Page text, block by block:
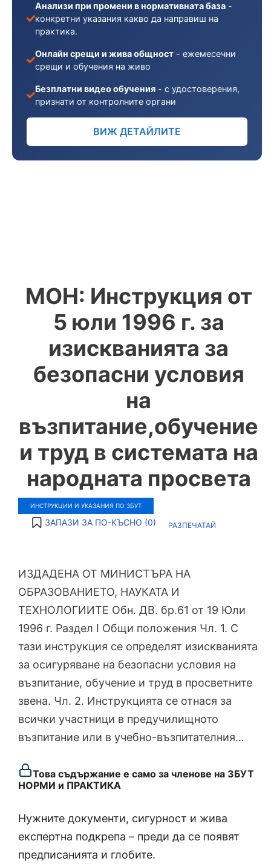
МОН: Инструкция от
5 юли 1996 г. за
изискванията за
безопасни условия
на
възпитание,обучение
и труд в системата на
народната просвета
ИНСТРУКЦИИ И УКАЗАНИЯ ПО ЗБУТ
ЗАПАЗИ ЗА ПО-КЪСНО (0) РАЗПЕЧАТАЙ
ИЗДАДЕНА ОТ МИНИСТЪРА НА
ОБРАЗОВАНИЕТО, НАУКАТА И
ТЕХНОЛОГИИТЕ Обн. ДВ. бр.61 от 19 Юли
1996 г. Раздел I Общи положения Чл. 1. С
тази инструкция се определят изискванията
за осигуряване на безопасни условия на
възпитание, обучение и труд в просветните
звена. Чл. 2. Инструкцията се отнася за
всички участници в предучилищното
възпитание или в учебно-възпитателния…
Това съдържание е само за членове на ЗБУТ
НОРМИ и ПРАКТИКА
Нужните документи, сигурност и жива
експертна подкрепа – преди да се появят
предписанията и глобите.
Анализи при промени в нормативната база -
конкретни указания какво да направиш на
практика.
Онлайн срещи и жива общност - ежемесечни
срещи и обучения на живо
Безплатни видео обучения - с удостоверения,
признати от контролните органи
ВИЖ ДЕТАЙЛИТЕ